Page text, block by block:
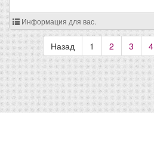
Информация для вас.
Назад 1 2 3 4